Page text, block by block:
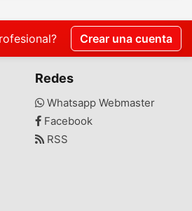
Crear una cuenta
Redes
Whatsapp Webmaster
Facebook
RSS